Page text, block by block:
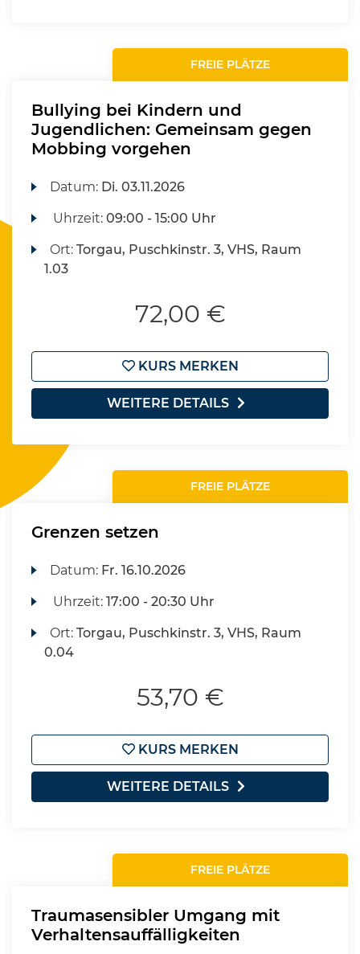
FREIE PLÄTZE
Bullying bei Kindern und
Jugendlichen: Gemeinsam gegen
Mobbing vorgehen
Datum: Di. 03.11.2026
Uhrzeit:09:00 - 15:00 Uhr
Ort:Torgau, Puschkinstr. 3, VHS, Raum
1.03
72,00 €
KURS MERKEN
WEITERE DETAILS
FREIE PLÄTZE
Grenzen setzen
Datum: Fr. 16.10.2026
Uhrzeit:17:00 - 20:30 Uhr
Ort:Torgau, Puschkinstr. 3, VHS, Raum
0.04
53,70 €
KURS MERKEN
WEITERE DETAILS
FREIE PLÄTZE
Traumasensibler Umgang mit
Verhaltensauffälligkeiten